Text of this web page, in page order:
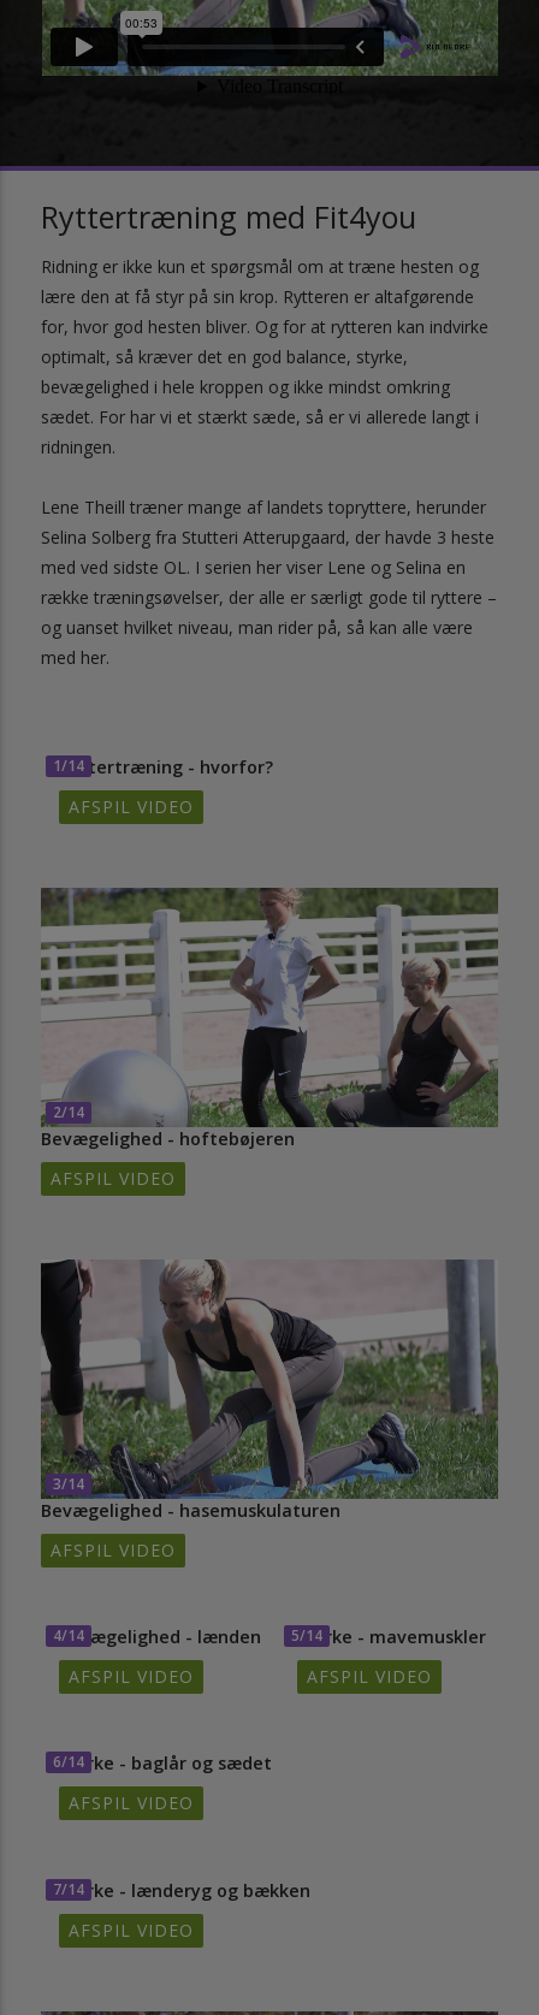
Ryttertræning med Fit4you
Ridning er ikke kun et spørgsmål om at træne hesten og
lære den at få styr på sin krop. Rytteren er altafgørende
for, hvor god hesten bliver. Og for at rytteren kan indvirke
optimalt, så kræver det en god balance, styrke,
bevægelighed i hele kroppen og ikke mindst omkring
sædet. For har vi et stærkt sæde, så er vi allerede langt i
ridningen.
Lene Theill træner mange af landets topryttere, herunder
Selina Solberg fra Stutteri Atterupgaard, der havde 3 heste
med ved sidste OL. I serien her viser Lene og Selina en
række træningsøvelser, der alle er særligt gode til ryttere –
og uanset hvilket niveau, man rider på, så kan alle være
med her.
1/14
Ryttertræning - hvorfor?
AFSPIL VIDEO
2/14
Bevægelighed - hoftebøjeren
AFSPIL VIDEO
3/14
Bevægelighed - hasemuskulaturen
AFSPIL VIDEO
4/14
Bevægelighed - lænden
AFSPIL VIDEO
5/14
Styrke - mavemuskler
AFSPIL VIDEO
6/14
Styrke - baglår og sædet
AFSPIL VIDEO
7/14
Styrke - lænderyg og bækken
AFSPIL VIDEO